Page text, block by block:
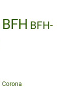
BFH BFH-
Corona